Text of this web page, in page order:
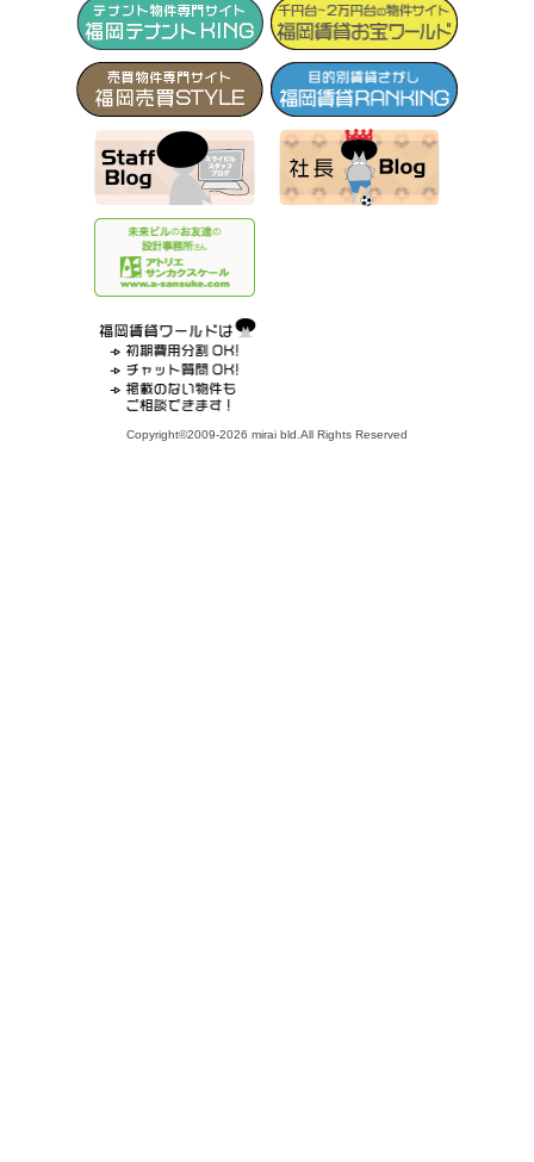
Copyright©2009-2026 mirai bld.All Rights Reserved